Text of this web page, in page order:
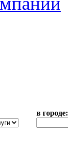
в городе: